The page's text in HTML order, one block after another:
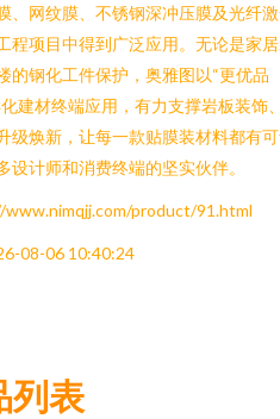
、网纹膜、不锈钢深冲压膜及光纤
程项目中得到广泛应用。无论是家
的钢化工件保护，奥雅图以“更优品
建材终端应用，有力支撑岩板装饰
级焕新，让每一款贴膜装材料都有
计师和消费终端的坚实伙伴。
product/91.html
08-06 10:40:24
列表